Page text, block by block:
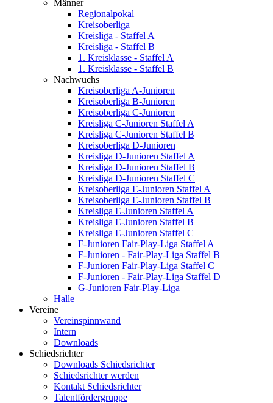
Männer
Regionalpokal
Kreisoberliga
Kreisliga - Staffel A
Kreisliga - Staffel B
1. Kreisklasse - Staffel A
1. Kreisklasse - Staffel B
Nachwuchs
Kreisoberliga A-Junioren
Kreisoberliga B-Junioren
Kreisoberliga C-Junioren
Kreisliga C-Junioren Staffel A
Kreisliga C-Junioren Staffel B
Kreisoberliga D-Junioren
Kreisliga D-Junioren Staffel A
Kreisliga D-Junioren Staffel B
Kreisliga D-Junioren Staffel C
Kreisoberliga E-Junioren Staffel A
Kreisoberliga E-Junioren Staffel B
Kreisliga E-Junioren Staffel A
Kreisliga E-Junioren Staffel B
Kreisliga E-Junioren Staffel C
F-Junioren Fair-Play-Liga Staffel A
F-Junioren - Fair-Play-Liga Staffel B
F-Junioren Fair-Play-Liga Staffel C
F-Junioren - Fair-Play-Liga Staffel D
G-Junioren Fair-Play-Liga
Halle
Vereine
Vereinspinnwand
Intern
Downloads
Schiedsrichter
Downloads Schiedsrichter
Schiedsrichter werden
Kontakt Schiedsrichter
Talentfördergruppe